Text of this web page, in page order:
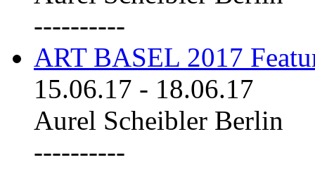
----------
ART BASEL 2017
15.06.17 - 18.06.17
Aurel Scheibler Berlin
----------